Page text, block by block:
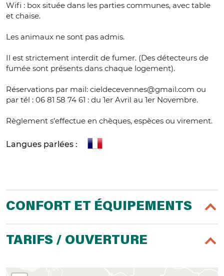
Wifi : box située dans les parties communes, avec table
et chaise.
Les animaux ne sont pas admis.
Il est strictement interdit de fumer. (Des détecteurs de
fumée sont présents dans chaque logement).
Réservations par mail: cieldecevennes@gmail.com ou
par tél : 06 81 58 74 61 : du 1er Avril au 1er Novembre.
Règlement s’effectue en chèques, espèces ou virement.
Langues parlées :
CONFORT ET ÉQUIPEMENTS
TARIFS / OUVERTURE